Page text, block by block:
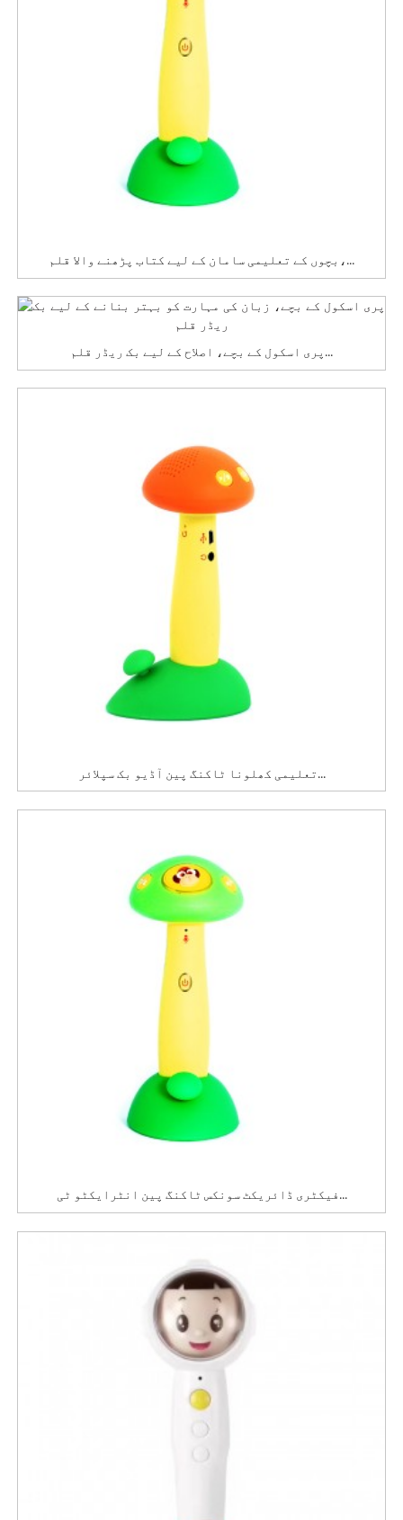
بچوں کے تعلیمی سامان کے لیے کتاب پڑھنے والا قلم،...
پری اسکول کے بچے، اصلاح کے لیے بک ریڈر قلم...
تعلیمی کھلونا ٹاکنگ پین آڈیو بک سپلائر...
فیکٹری ڈائریکٹ سونکس ٹاکنگ پین انٹرایکٹو ٹی...